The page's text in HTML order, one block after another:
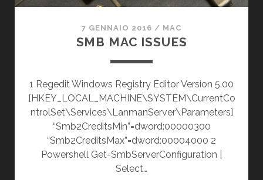
7 GENNAIO 2016 / MAC
SMB MAC ISSUES
1 Regedit Windows Registry Editor Version 5.00
[HKEY_LOCAL_MACHINE\SYSTEM\CurrentCo
ntrolSet\Services\LanmanServer\Parameters]
“Smb2CreditsMin”=dword:00000300
“Smb2CreditsMax”=dword:00004000 2
Powershell Get-SmbServerConfiguration |
Select…